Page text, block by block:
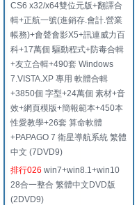
CS6 x32/x64雙位元版+翻譯合
輯+正航一號(進銷存.會計.營業
帳務)+會聲會影X5+訊連威力百
科+17萬個 驅動程式+防毒合輯
+友立合輯+490套 Windows
7.VISTA.XP 專用 軟體合輯
+3850個 字型+24萬個 素材+音
效+網頁模版+簡報範本+450本
性愛教學+26套 算命軟體
+PAPAGO 7 衛星導航系統 繁體
中文 (7DVD9)
排行026 win7+win8.1+win10
28合一整合 繁體中文DVD版
(2DVD9)